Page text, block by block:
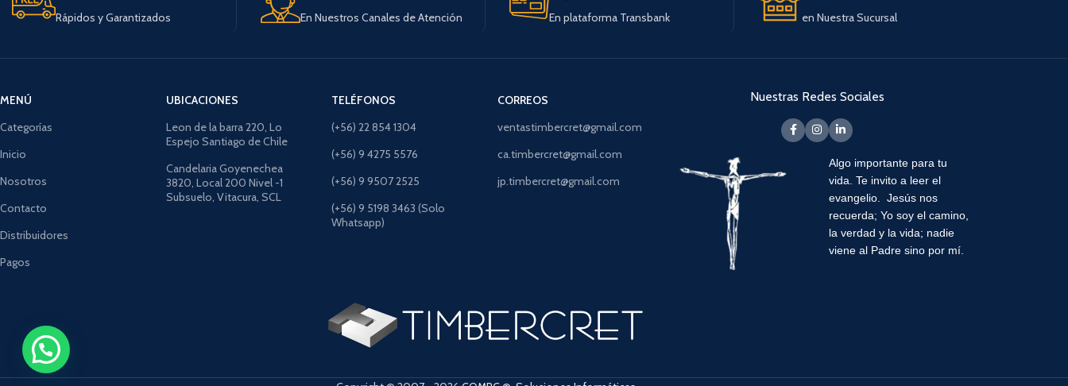
Rápidos y Garantizados En Nuestros Canales de Atención En plataforma Transbank en Nuestra Sucursal
MENÚ
Categorías
Inicio
Nosotros
Contacto
Distribuidores
Pagos
UBICACIONES
Leon de la barra 220, Lo
Espejo Santiago de Chile
Candelaria Goyenechea
3820, Local 200 Nivel -1
Subsuelo, Vitacura, SCL
TELÉFONOS
(+56) 22 854 1304
(+56) 9 4275 5576
(+56) 9 9507 2525
(+56) 9 5198 3463 (Solo
Whatsapp)
CORREOS
ventastimbercret@gmail.com
ca.timbercret@gmail.com
jp.timbercret@gmail.com
Nuestras Redes Sociales
Algo importante para tu
vida.Te invito a leer el
evangelio. Jesús nos
recuerda; Yo soy el camino,
la verdad y la vida; nadie
viene al Padre sino por mí.